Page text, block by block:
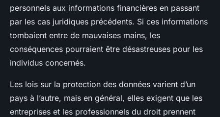
personnels aux informations financières en passant
par les cas juridiques précédents. Si ces informations
tombaient entre de mauvaises mains, les
conséquences pourraient être désastreuses pour les
individus concernés.
Les lois sur la protection des données varient d’un
pays à l’autre, mais en général, elles exigent que les
entreprises et les professionnels du droit prennent